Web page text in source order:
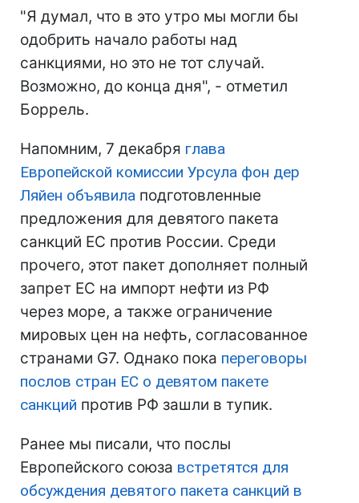
"Я думал, что в это утро мы могли бы
одобрить начало работы над
санкциями, но это не тот случай.
Возможно, до конца дня", - отметил
Боррель.
Напомним, 7 декабря глава
Европейской комиссии Урсула фон дер
Ляйен объявила подготовленные
предложения для девятого пакета
санкций ЕС против России. Среди
прочего, этот пакет дополняет полный
запрет ЕС на импорт нефти из РФ
через море, а также ограничение
мировых цен на нефть, согласованное
странами G7. Однако пока переговоры
послов стран ЕС о девятом пакете
санкций против РФ зашли в тупик.
Ранее мы писали, что послы
Европейского союза встретятся для
обсуждения девятого пакета санкций в